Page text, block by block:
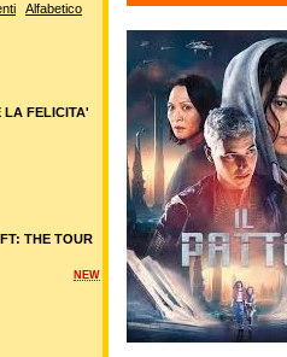
Alfabetico
LA FELICITA'
THE TOUR
NEW